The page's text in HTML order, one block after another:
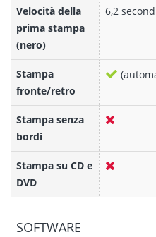
Velocità della
prima stampa
(nero)
6,2
Stampa
fronte/retro
Stampa senza
bordi
Stampa su CD e
DVD
SOFTWARE